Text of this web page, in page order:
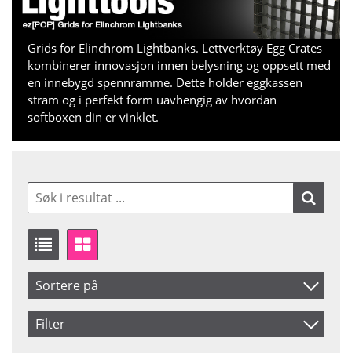
Grids for Elinchrom Lightbanks. Lettverktøy Egg Crates
kombinerer innovasjon innen belysning og oppsett med
en innebygd spennramme. Dette holder eggkassen
stram og i perfekt form uavhengig av hvordan
softboxen din er vinklet.
Sortere på
Artikelkod
Filter